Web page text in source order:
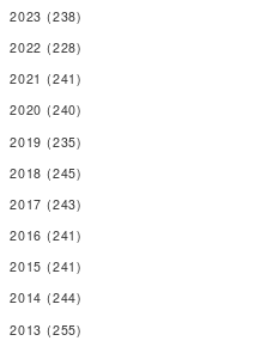
2023 (238)
2022 (228)
2021 (241)
2020 (240)
2019 (235)
2018 (245)
2017 (243)
2016 (241)
2015 (241)
2014 (244)
2013 (255)